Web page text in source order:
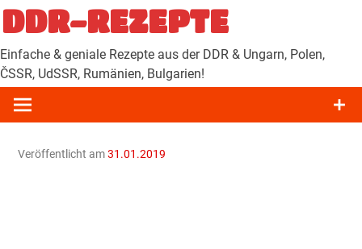
Zum
Inhalt
springen
DDR-REZEPTE
Einfache & geniale Rezepte aus der DDR & Ungarn, Polen,
ČSSR, UdSSR, Rumänien, Bulgarien!
Veröffentlicht am31.01.2019